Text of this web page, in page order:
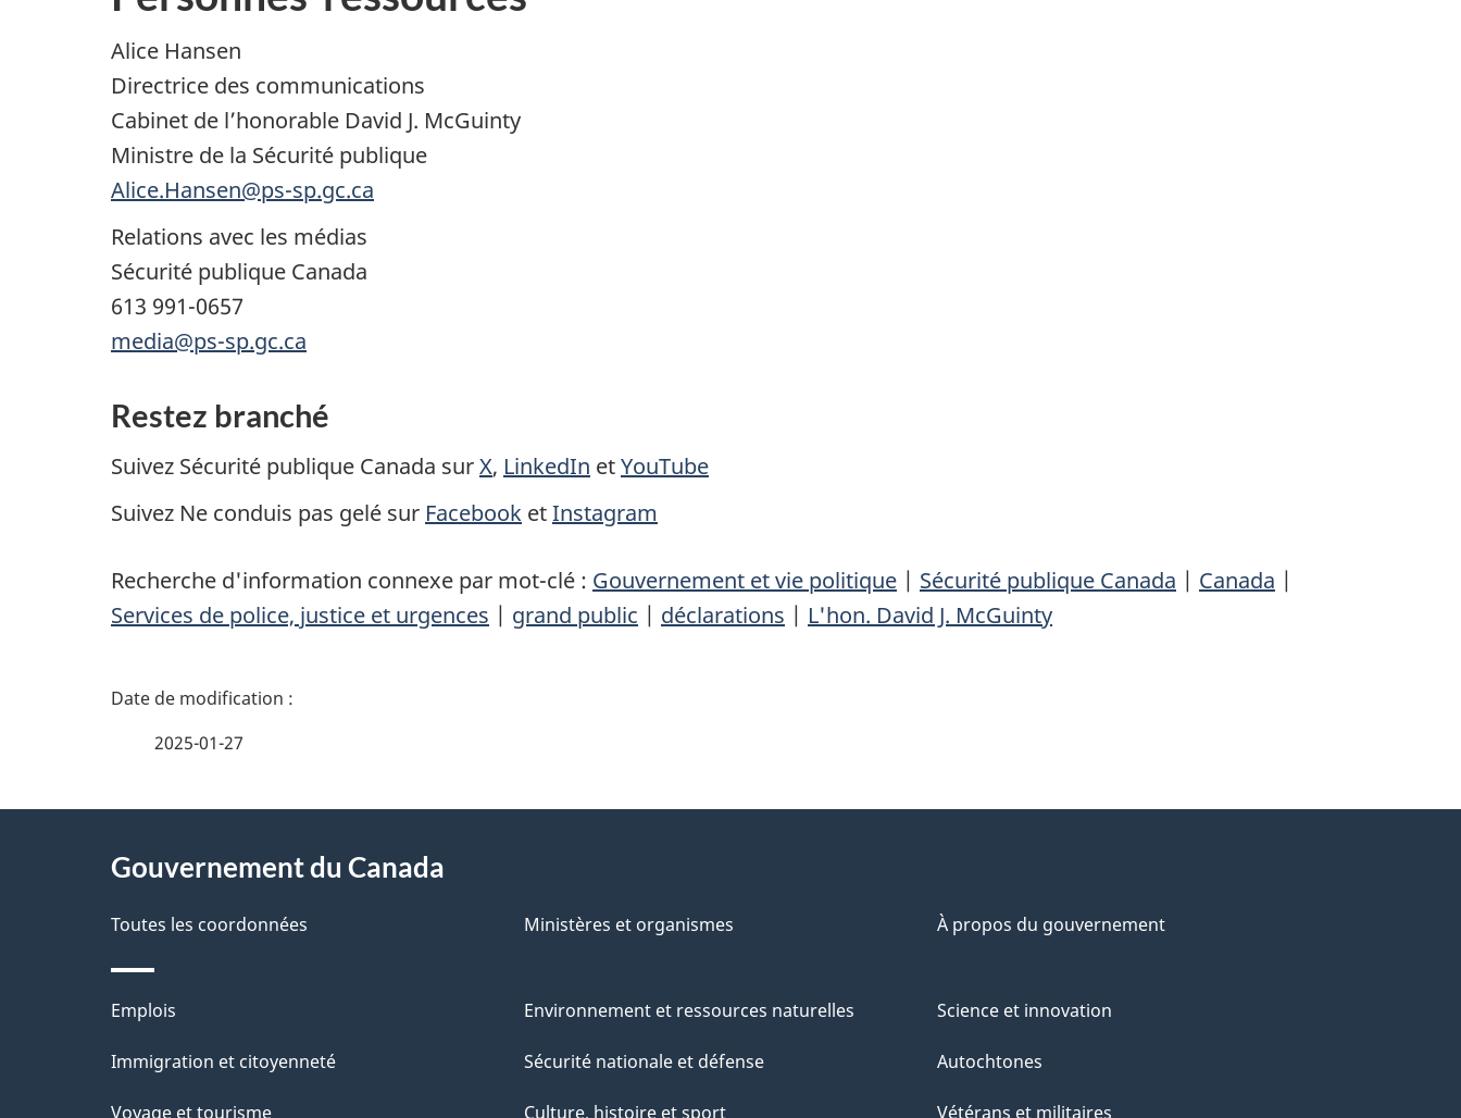
Alice Hansen
Directrice des communications
Cabinet de l’honorable David J. McGuinty
Ministre de la Sécurité publique
Alice.Hansen@ps-sp.gc.ca
Relations avec les médias
Sécurité publique Canada
613 991-0657
media@ps-sp.gc.ca
Restez branché
Suivez Sécurité publique Canada surX, LinkedIn etYouTube
Suivez Ne conduis pas gelé sur Facebook etInstagram
Recherche d'information connexe par mot-clé : Gouvernement et vie politique | Sécurité publique Canada | Canada |
Services de police, justice et urgences | grand public | déclarations | L'hon. David J. McGuinty
D
a
s
d
e
2025-01-27
proposGouvernement du Canada
Toutes les coordonnées Ministères et organismes À propos du gouvernement
Thèmes
et
Emplois
Immigration et citoyenneté
Voyage et tourisme
Environnement et ressources naturelles
Sécurité nationale et défense
Culture, histoire et sport
Science et innovation
Autochtones
Vétérans et militaires